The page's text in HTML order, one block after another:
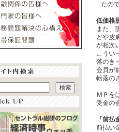
たの
低価格
また、
どや皮
が相次
こうい
落のき
会員が
転落の
ＭＰを
受金の
「前払
前払い